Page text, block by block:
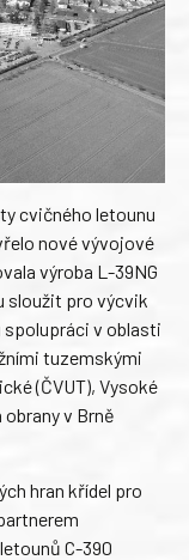
cvičného letounu
nové vývojové
výroba L-39NG
sloužit pro výcvik
v oblasti
tuzemskými
(ČVUT), Vysoké
v Brně
hran křídel pro
C-390